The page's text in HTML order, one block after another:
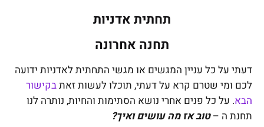
תחתית אדניות
תחנה אחרונה
דעתי על כל עניין המגשים או מגשי התחתית לאדניות ידועה
לכם ומי שטרם קרא על דעתי, תוכלו לעשות זאתבקישור
הבא. על כל פנים אחרי נושא הסתימות והחיות, נותרה לנו
תחנת ה –טוב אז מה עושים ואיך?